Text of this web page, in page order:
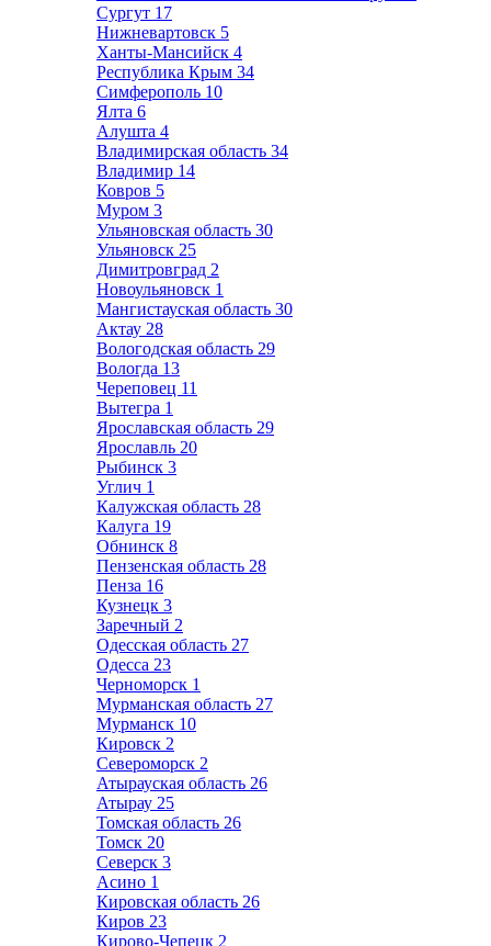
Сургут 17
Нижневартовск 5
Ханты-Мансийск 4
Республика Крым 34
Симферополь 10
Ялта 6
Алушта 4
Владимирская область 34
Владимир 14
Ковров 5
Муром 3
Ульяновская область 30
Ульяновск 25
Димитровград 2
Новоульяновск 1
Мангистауская область 30
Актау 28
Вологодская область 29
Вологда 13
Череповец 11
Вытегра 1
Ярославская область 29
Ярославль 20
Рыбинск 3
Углич 1
Калужская область 28
Калуга 19
Обнинск 8
Пензенская область 28
Пенза 16
Кузнецк 3
Заречный 2
Одесская область 27
Одесса 23
Черноморск 1
Мурманская область 27
Мурманск 10
Кировск 2
Североморск 2
Атырауская область 26
Атырау 25
Томская область 26
Томск 20
Северск 3
Асино 1
Кировская область 26
Киров 23
Кирово-Чепецк 2